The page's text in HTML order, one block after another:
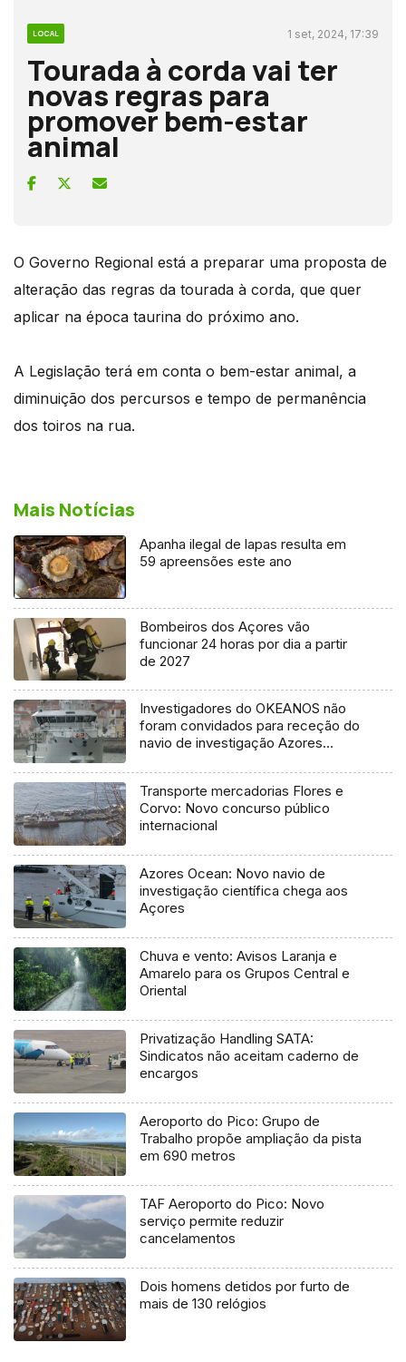
LOCAL 1 set, 2024, 17:39
Tourada à corda vai ter
novas regras para
promover bem-estar
animal
O Governo Regional está a preparar uma proposta de
alteração das regras da tourada à corda, que quer
aplicar na época taurina do próximo ano.
A Legislação terá em conta o bem-estar animal, a
diminuição dos percursos e tempo de permanência
dos toiros na rua.
Mais Notícias
Apanha ilegal de lapas resulta em
59 apreensões este ano
Bombeiros dos Açores vão
funcionar 24 horas por dia a partir
de 2027
Investigadores do OKEANOS não
foram convidados para receção do
navio de investigação Azores
Transporte mercadorias Flores e
Corvo: Novo concurso público
internacional
Azores Ocean: Novo navio de
investigação científica chega aos
Açores
Chuva e vento: Avisos Laranja e
Amarelo para os Grupos Central e
Oriental
Privatização Handling SATA:
Sindicatos não aceitam caderno de
encargos
Aeroporto do Pico: Grupo de
Trabalho propõe ampliação da pista
em 690 metros
TAF Aeroporto do Pico: Novo
serviço permite reduzir
cancelamentos
Dois homens detidos por furto de
mais de 130 relógios